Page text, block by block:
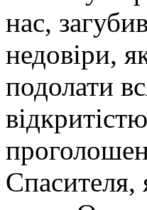
нас,
недовіри,
подолати